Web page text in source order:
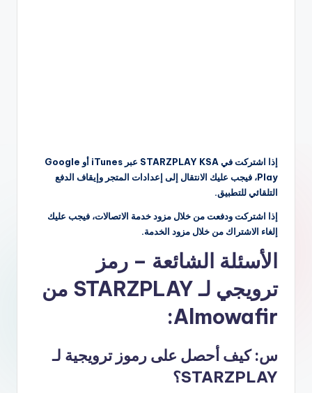
إذا اشتركت في STARZPLAY KSA عبر iTunes أو Google
Play، فيجب عليك الانتقال إلى إعدادات المتجر وإيقاف الدفع
التلقائي للتطبيق.
إذا اشتركت ودفعت من خلال مزود خدمة الاتصالات، فيجب عليك
إلغاء الاشتراك من خلال مزود الخدمة.
الأسئلة الشائعة – رمز
ترويجي لـ STARZPLAY من
Almowafir:
س: كيف أحصل على رموز ترويجية لـ
STARZPLAY؟